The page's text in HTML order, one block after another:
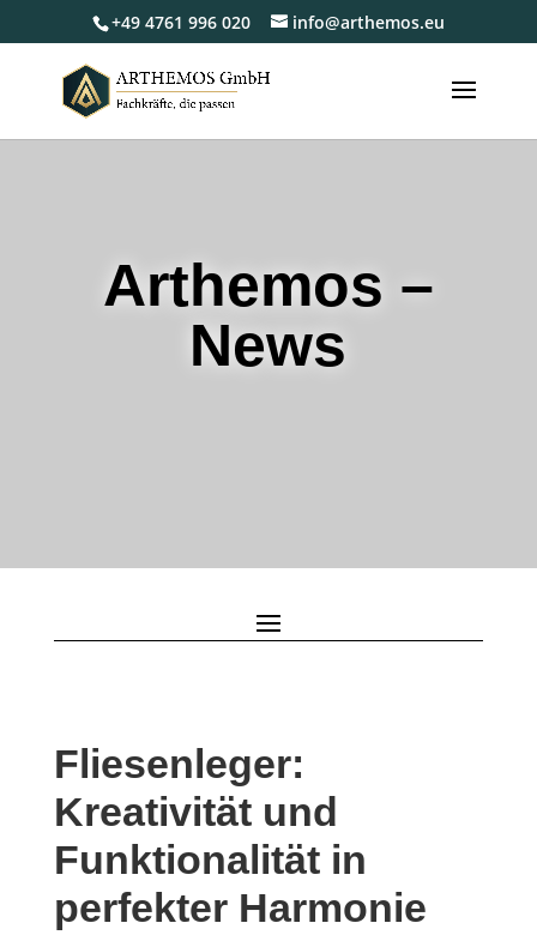
+49 4761 996 020 info@arthemos.eu
Arthemos –
News
Fliesenleger:
Kreativität und
Funktionalität in
perfekter Harmonie